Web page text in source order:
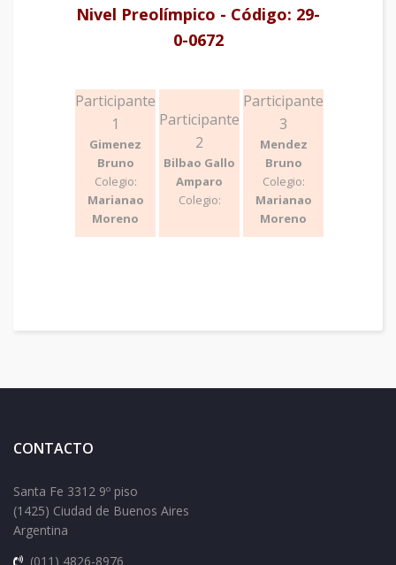
Nivel Preolímpico - Código: 29-
0-0672
Participante
1
Gimenez
Bruno
Colegio:
Marianao
Moreno
Participante
2
Bilbao Gallo
Amparo
Colegio:
Participante
3
Mendez
Bruno
Colegio:
Marianao
Moreno
CONTACTO
Santa Fe 3312 9º piso
(1425) Ciudad de Buenos Aires
Argentina
(011) 4826-8976